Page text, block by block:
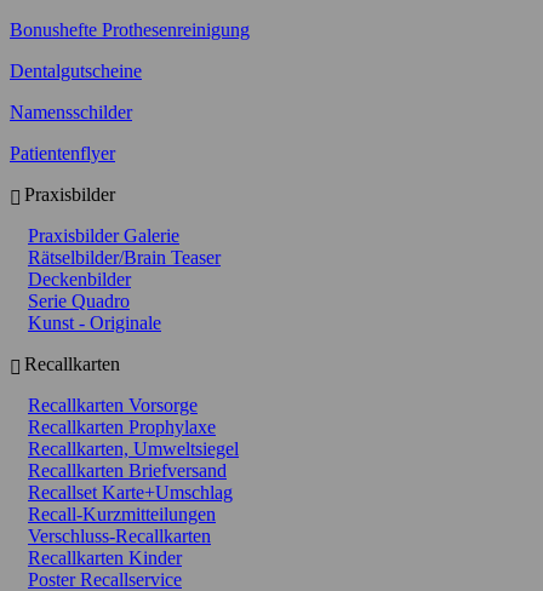
Bonushefte Prothesenreinigung
Dentalgutscheine
Namensschilder
Patientenflyer
Praxisbilder
Praxisbilder Galerie
Rätselbilder/Brain Teaser
Deckenbilder
Serie Quadro
Kunst - Originale
Recallkarten
Recallkarten Vorsorge
Recallkarten Prophylaxe
Recallkarten, Umweltsiegel
Recallkarten Briefversand
Recallset Karte+Umschlag
Recall-Kurzmitteilungen
Verschluss-Recallkarten
Recallkarten Kinder
Poster Recallservice